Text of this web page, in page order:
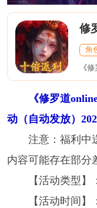
角
《修罗道
动（自动发放）
注意：福利中
内容可能存在部分
【活动类型
【活动时间】